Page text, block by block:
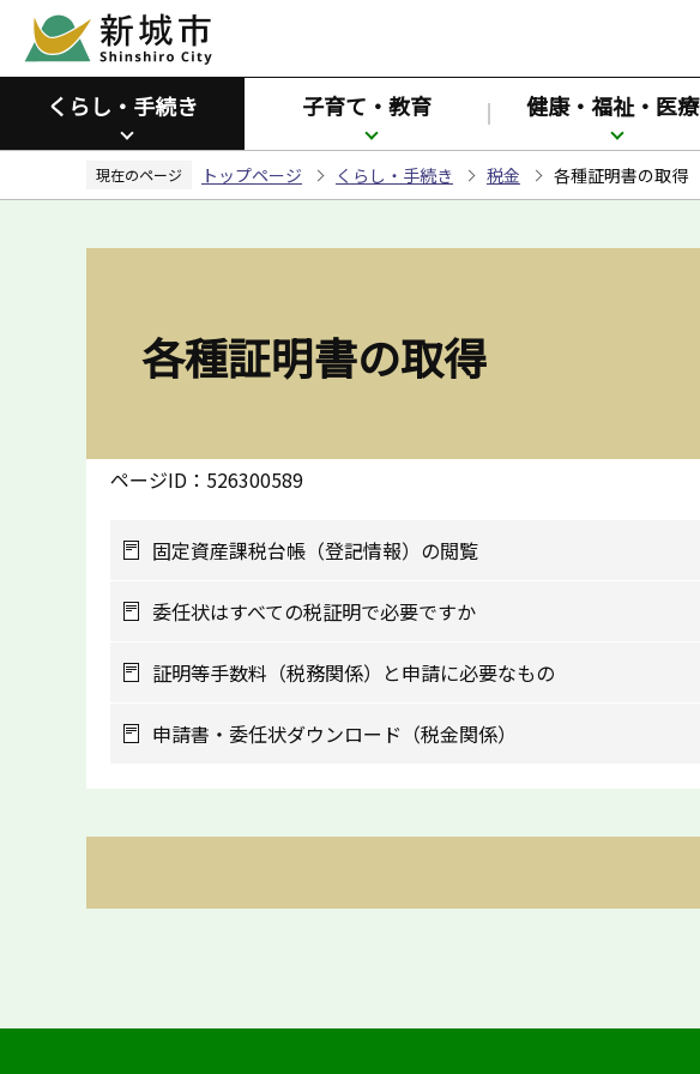
ペ
ジ
先
くらし・手続き 子育て・教育 健康・福祉・医療
現在のページ トップページ くらし・手続き 税金 各種証明書の取得
各種証明書の取得
ページID：526300589
固定資産課税台帳（登記情報）の閲覧
委任状はすべての税証明で必要ですか
証明等手数料（税務関係）と申請に必要なもの
申請書・委任状ダウンロード（税金関係）